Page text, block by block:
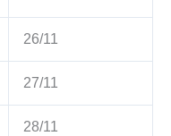
26/11
27/11
28/11